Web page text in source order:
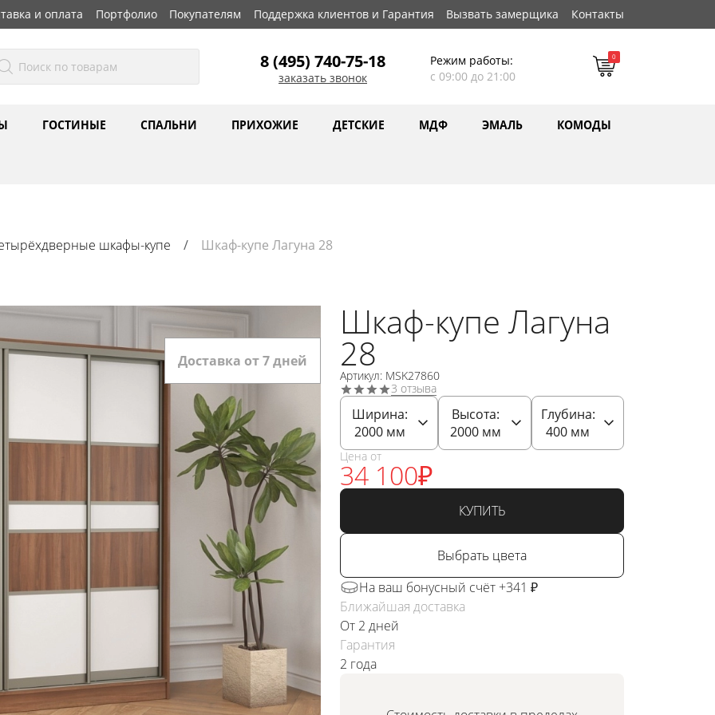
и оплата Портфолио Покупателям Поддержка клиентов и Гарантия Вызвать замерщика Контакты
8 (495) 740-75-18
заказать звонок
Режим работы:
с 09:00 до 21:00
0
ГОСТИНЫЕ СПАЛЬНИ ПРИХОЖИЕ ДЕТСКИЕ МДФ ЭМАЛЬ КОМОДЫ
шкафы-купе Шкаф-купе Лагуна 28
Доставка от 7 дней
Шкаф-купе Лагуна
28
Артикул: MSK27860
3 отзыва
Ширина:
2000мм
Высота:
2000мм
Глубина:
400 мм
Цена от
34 100₽
КУПИТЬ
Выбрать цвета
На ваш бонусный счёт +341 ₽
Ближайшая доставка
От 2 дней
Гарантия
2 года